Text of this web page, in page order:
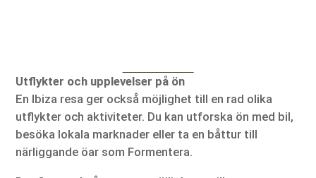
Utflykter och upplevelser på ön
En Ibiza resa ger också möjlighet till en rad olika
utflykter och aktiviteter. Du kan utforska ön med bil,
besöka lokala marknader eller ta en båttur till
närliggande öar som Formentera.